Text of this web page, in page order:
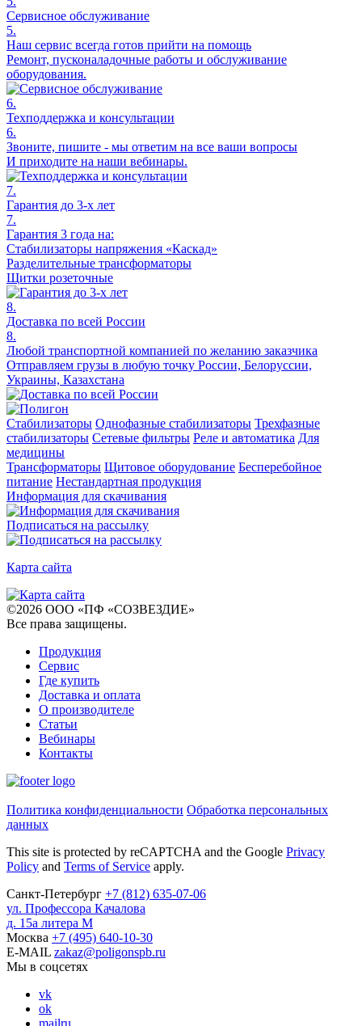
Сервисное обслуживание
5.
Наш сервис всегда готов прийти на помощь
Ремонт, пусконаладочные работы и обслуживание
оборудования.
6.
Техподдержка и консультации
6.
Звоните, пишите - мы ответим на все ваши вопросы
И приходите на наши вебинары.
7.
Гарантия до 3-х лет
7.
Гарантия 3 года на:
Стабилизаторы напряжения «Каскад»
Разделительные трансформаторы
Щитки розеточные
8.
Доставка по всей России
8.
Любой транспортной компанией по желанию заказчика
Отправляем грузы в любую точку России, Белоруссии,
Украины, Казахстана
Стабилизаторы Однофазные стабилизаторы Трехфазные
стабилизаторы Сетевые фильтры Реле и автоматика Для
медицины
Трансформаторы Щитовое оборудование Бесперебойное
питание Нестандартная продукция
Информация для скачивания
Подписаться на рассылку
Карта сайта
©2026 ООО «ПФ «СОЗВЕЗДИЕ»
Все права защищены.
Продукция
Сервис
Где купить
Доставка и оплата
О производителе
Статьи
Вебинары
Контакты
Политика конфиденциальности Обработка персональных
данных
This site is protected by reCAPTCHA and the Google Privacy
Policy and Terms of Service apply.
Санкт-Петербург +7 (812) 635-07-06
ул. Профессора Качалова
д. 15а литера М
Москва +7 (495) 640-10-30
E-MAIL zakaz@poligonspb.ru
Мы в соцсетях
vk
ok